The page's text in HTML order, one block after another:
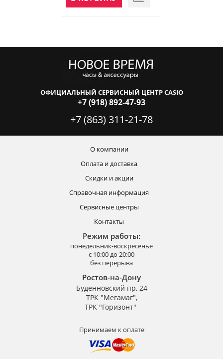
ОФИЦИАЛЬНЫЙ СЕРВИСНЫЙ ЦЕНТР CASIO
+7 (918) 892-47-93
+7 (863) 311-21-78
О компании
Оплата и доставка
Скидки и акции
Справочная информация
Сервисные центры
Контакты
Режим работы:
понедельник-воскресенье
с 10:00 до 20:00
без перерыва
Ростов-на-Дону
Буденновский пр, 24
ТРК "Мегамаг",
ТРК "Горизонт"
Принимаем к оплате